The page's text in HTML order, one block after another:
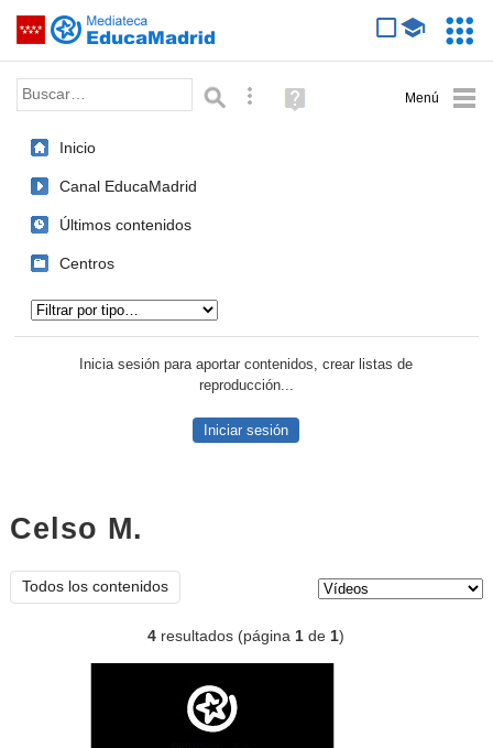
Saltar navegación
Palabra o frase: Búsqueda avanzada
Ayuda
(en
Inicio
Canal EducaMadrid
Últimos contenidos
Centros
Inicia sesión para aportar contenidos, crear listas de
reproducción...
Iniciar sesión
Celso M.
Todos los contenidos
4 resultados (página1 de1)